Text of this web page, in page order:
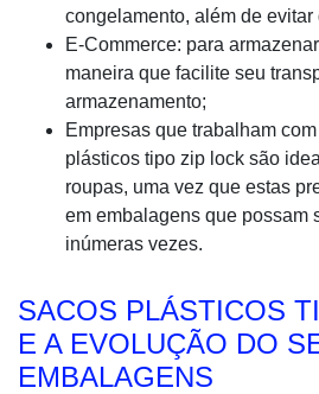
congelamento, além de evitar
E-Commerce: para
maneira que facilite seu
armazenamento;
Empresas que trabalham
plásticos tipo zip lock são
roupas, uma vez que estas
em embalagens que possam
inúmeras vezes.
SACOS PLÁSTICOS
E A EVOLUÇÃO DO
EMBALAGENS